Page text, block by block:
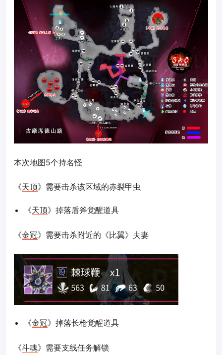
本次地图5个持名怪
《天顶》需要击杀该区域的赤裂甲虫
《天顶》掉落盾斧觉醒道具
《金冠》需要击杀附近的《比翼》夫妻
《金冠》掉落长枪觉醒道具
《斗魂》需要支线任务解锁